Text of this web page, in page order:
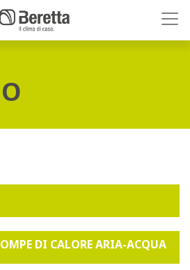
DI CALORE ARIA-ACQUA